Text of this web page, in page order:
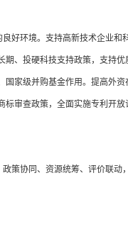
好环境。支持高新技术企业
、投硬科技支持政策，支持
家级并购基金作用。提高外
标审查政策，全面实施专利开放
策协同、资源统筹、评价联